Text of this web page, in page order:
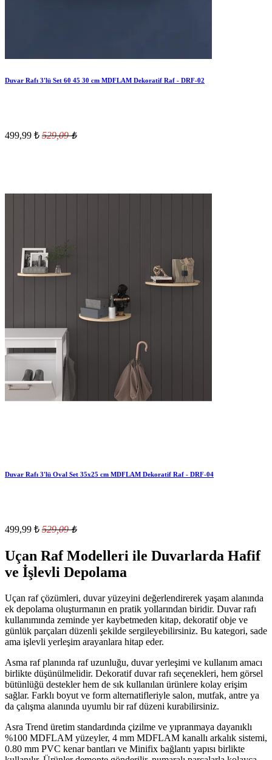
Duvar Rafı 3'lü Set 60 45 30 cm MDFLAM Dekoratif Raf - DRF-02
499,99 ₺ 529,09₺
Duvar Rafı 3'lü Oval Set 35x25 cm MDFLAM Dekoratif Raf - DRF-04
499,99 ₺ 529,09₺
Uçan Raf Modelleri ile Duvarlarda Hafif
ve İşlevli Depolama
Uçan raf çözümleri, duvar yüzeyini değerlendirerek yaşam alanında
ek depolama oluşturmanın en pratik yollarından biridir. Duvar rafı
kullanımında zeminde yer kaybetmeden kitap, dekoratif obje ve
günlük parçaları düzenli şekilde sergileyebilirsiniz. Bu kategori, sade
ama işlevli yerleşim arayanlara hitap eder.
Asma raf planında raf uzunluğu, duvar yerleşimi ve kullanım amacı
birlikte düşünülmelidir. Dekoratif duvar rafı seçenekleri, hem görsel
bütünlüğü destekler hem de sık kullanılan ürünlere kolay erişim
sağlar. Farklı boyut ve form alternatifleriyle salon, mutfak, antre ya
da çalışma alanında uyumlu bir raf düzeni kurabilirsiniz.
Asra Trend üretim standardında çizilme ve yıpranmaya dayanıklı
%100 MDFLAM yüzeyler, 4 mm MDFLAM kanallı arkalık sistemi,
0.80 mm PVC kenar bantları ve Minifix bağlantı yapısı birlikte